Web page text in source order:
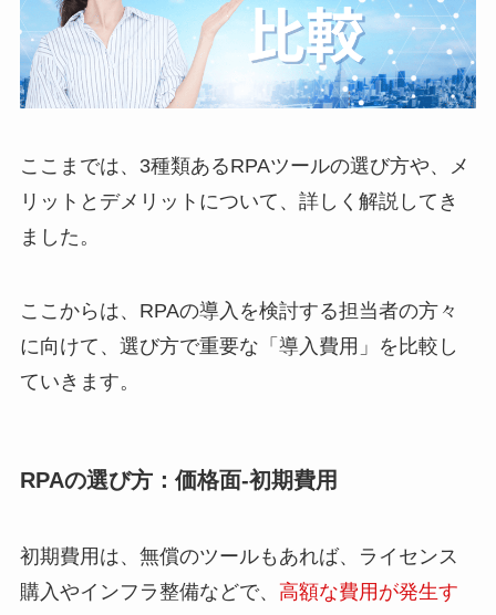
ここまでは、3種類あるRPAツールの選び方や、メ
リットとデメリットについて、詳しく解説してき
ました。
ここからは、RPAの導入を検討する担当者の方々
に向けて、選び方で重要な「導入費用」を比較し
ていきます。
RPAの選び方：価格面-初期費用
初期費用は、無償のツールもあれば、ライセンス
購入やインフラ整備などで、 高額な費用が発生す